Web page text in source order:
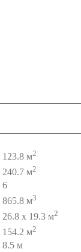
123.8 м2
240.7 м2
6
865.8 м3
26.8 x 19.3 м2
154.2 м2
8.5 м